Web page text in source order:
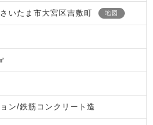
いたま市大宮区吉敷町 地図
ン/鉄筋コンクリート造